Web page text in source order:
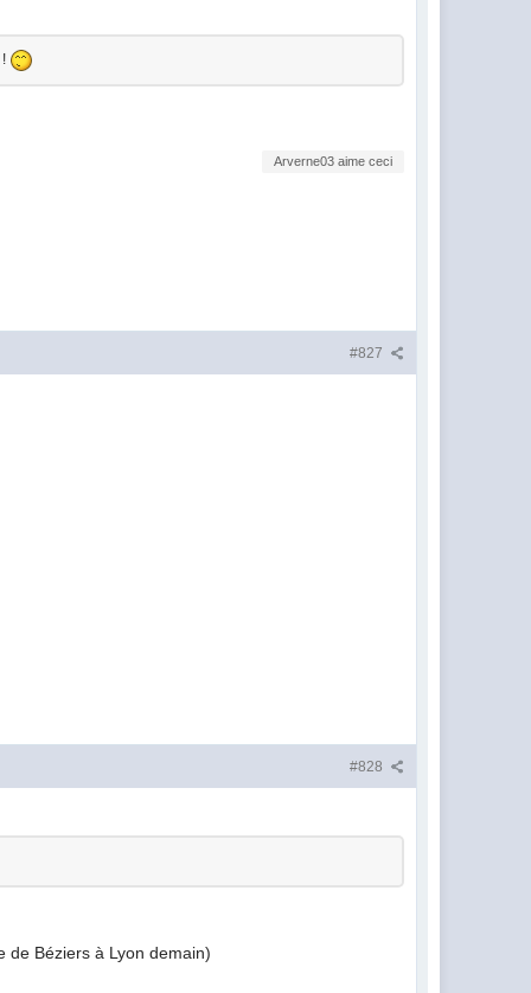
Arverne03 aime ceci
#827
#828
de Béziers à Lyon demain)